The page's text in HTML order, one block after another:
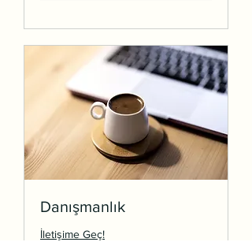
Danışmanlık
İletişime Geç!